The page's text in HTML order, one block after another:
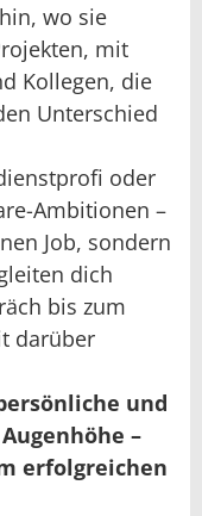
wo sie
mit
Kollegen, die
Unterschied
oder
Ambitionen –
Job, sondern
dich
bis zum
darüber
und
–
erfolgreichen